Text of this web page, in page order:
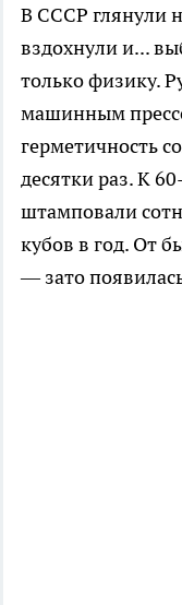
В СССР глянули
вздохнули и...
только физику.
машинным
герметичность
десятки раз. К
штамповали
кубов в год. От
— зато